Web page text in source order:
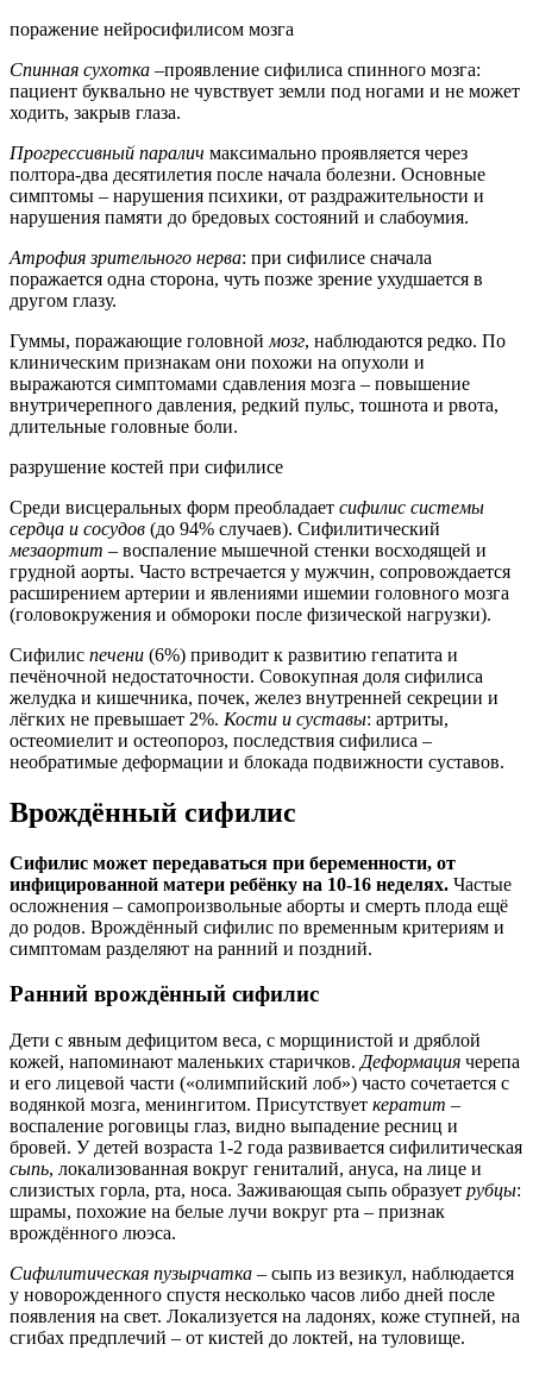
поражение нейросифилисом мозга
Спинная сухотка –проявление сифилиса спинного мозга:
пациент буквально не чувствует земли под ногами и не может
ходить, закрыв глаза.
Прогрессивный паралич максимально проявляется через
полтора-два десятилетия после начала болезни. Основные
симптомы – нарушения психики, от раздражительности и
нарушения памяти до бредовых состояний и слабоумия.
Атрофия зрительного нерва: при сифилисе сначала
поражается одна сторона, чуть позже зрение ухудшается в
другом глазу.
Гуммы, поражающие головной мозг, наблюдаются редко. По
клиническим признакам они похожи на опухоли и
выражаются симптомами сдавления мозга – повышение
внутричерепного давления, редкий пульс, тошнота и рвота,
длительные головные боли.
разрушение костей при сифилисе
Среди висцеральных форм преобладает сифилис системы
сердца и сосудов (до 94% случаев). Сифилитический
мезаортит – воспаление мышечной стенки восходящей и
грудной аорты. Часто встречается у мужчин, сопровождается
расширением артерии и явлениями ишемии головного мозга
(головокружения и обмороки после физической нагрузки).
Сифилис печени (6%) приводит к развитию гепатита и
печёночной недостаточности. Совокупная доля сифилиса
желудка и кишечника, почек, желез внутренней секреции и
лёгких не превышает 2%. Кости и суставы: артриты,
остеомиелит и остеопороз, последствия сифилиса –
необратимые деформации и блокада подвижности суставов.
Врождённый сифилис
Сифилис может передаваться при беременности, от
инфицированной матери ребёнку на 10-16 неделях. Частые
осложнения – самопроизвольные аборты и смерть плода ещё
до родов. Врождённый сифилис по временным критериям и
симптомам разделяют на ранний и поздний.
Ранний врождённый сифилис
Дети с явным дефицитом веса, с морщинистой и дряблой
кожей, напоминают маленьких старичков. Деформация черепа
и его лицевой части («олимпийский лоб») часто сочетается с
водянкой мозга, менингитом. Присутствует кератит –
воспаление роговицы глаз, видно выпадение ресниц и
бровей. У детей возраста 1-2 года развивается сифилитическая
сыпь, локализованная вокруг гениталий, ануса, на лице и
слизистых горла, рта, носа. Заживающая сыпь образует рубцы:
шрамы, похожие на белые лучи вокруг рта – признак
врождённого люэса.
Сифилитическая пузырчатка – сыпь из везикул, наблюдается
у новорожденного спустя несколько часов либо дней после
появления на свет. Локализуется на ладонях, коже ступней, на
сгибах предплечий – от кистей до локтей, на туловище.